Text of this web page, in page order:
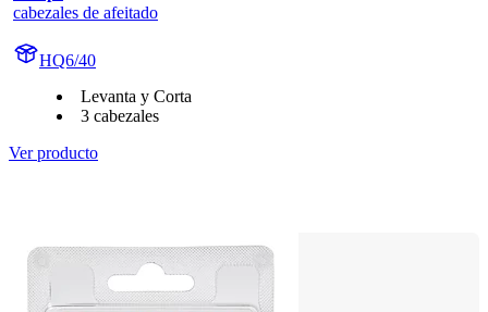
cabezales de afeitado
HQ6/40
Levanta y Corta
3 cabezales
Ver producto